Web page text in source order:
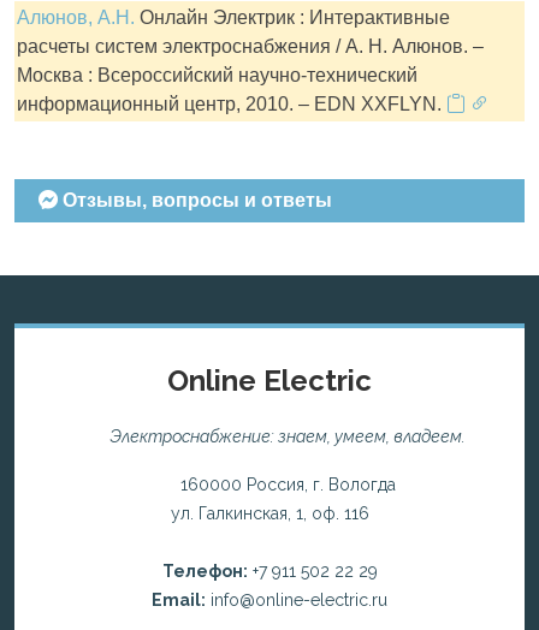
Алюнов, А.Н. Онлайн Электрик : Интерактивные
расчеты систем электроснабжения / А. Н. Алюнов. –
Москва : Всероссийский научно-технический
информационный центр, 2010. – EDN XXFLYN.
Отзывы, вопросы и ответы
Online Electric
Электроснабжение: знаем, умеем, владеем.
160000 Россия, г. Вологда
ул. Галкинская, 1, оф. 116
Телефон: +7 911 502 22 29
Email: info@online-electric.ru